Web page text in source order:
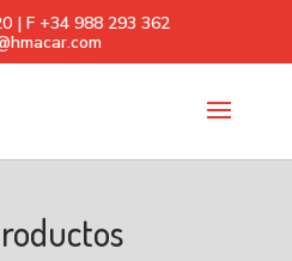
| F +34 988 293 362